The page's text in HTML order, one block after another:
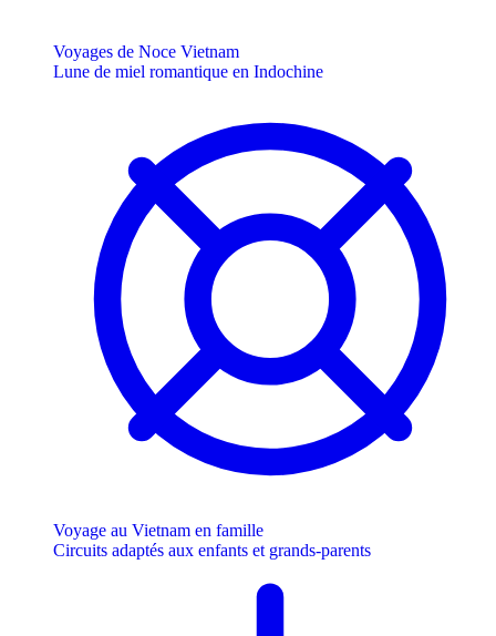
Voyages de Noce Vietnam
Lune de miel romantique en Indochine
Voyage au Vietnam en famille
Circuits adaptés aux enfants et grands-parents